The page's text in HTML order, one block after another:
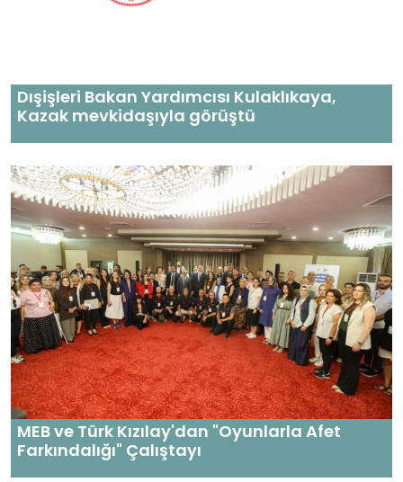
Dışişleri Bakan Yardımcısı Kulaklıkaya,
Kazak mevkidaşıyla görüştü
MEB ve Türk Kızılay'dan "Oyunlarla Afet
Farkındalığı" Çalıştayı